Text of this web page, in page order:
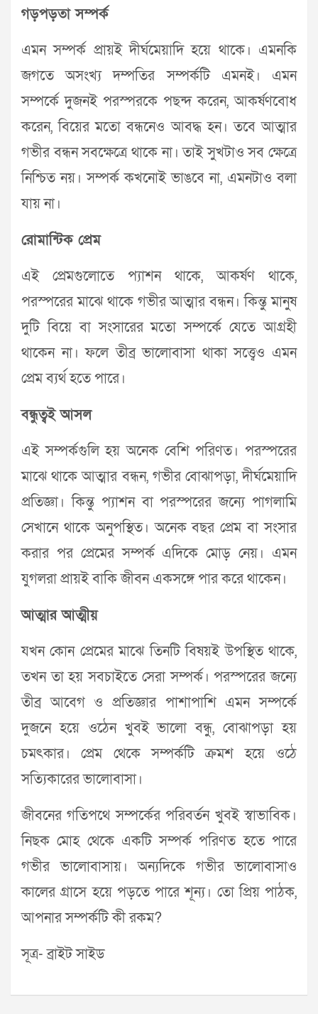
গড়পড়তা সম্পর্ক
এমন সম্পর্ক প্রায়ই দীর্ঘমেয়াদি হয়ে থাকে। এমনকি
জগতে অসংখ্য দম্পতির সম্পর্কটি এমনই। এমন
সম্পর্কে দুজনই পরস্পরকে পছন্দ করেন, আকর্ষণবোধ
করেন, বিয়ের মতো বন্ধনেও আবদ্ধ হন। তবে আত্মার
গভীর বন্ধন সবক্ষেত্রে থাকে না। তাই সুখটাও সব ক্ষেত্রে
নিশ্চিত নয়। সম্পর্ক কখনোই ভাঙবে না, এমনটাও বলা
যায় না।
রোমান্টিক প্রেম
এই প্রেমগুলোতে প্যাশন থাকে, আকর্ষণ থাকে,
পরস্পরের মাঝে থাকে গভীর আত্মার বন্ধন। কিন্তু মানুষ
দুটি বিয়ে বা সংসারের মতো সম্পর্কে যেতে আগ্রহী
থাকেন না। ফলে তীব্র ভালোবাসা থাকা সত্ত্বেও এমন
প্রেম ব্যর্থ হতে পারে।
বন্ধুত্বই আসল
এই সম্পর্কগুলি হয় অনেক বেশি পরিণত। পরস্পরের
মাঝে থাকে আত্মার বন্ধন, গভীর বোঝাপড়া, দীর্ঘমেয়াদি
প্রতিজ্ঞা। কিন্তু প্যাশন বা পরস্পরের জন্যে পাগলামি
সেখানে থাকে অনুপস্থিত। অনেক বছর প্রেম বা সংসার
করার পর প্রেমের সম্পর্ক এদিকে মোড় নেয়। এমন
যুগলরা প্রায়ই বাকি জীবন একসঙ্গে পার করে থাকেন।
আত্মার আত্মীয়
যখন কোন প্রেমের মাঝে তিনটি বিষয়ই উপস্থিত থাকে,
তখন তা হয় সবচাইতে সেরা সম্পর্ক। পরস্পরের জন্যে
তীব্র আবেগ ও প্রতিজ্ঞার পাশাপাশি এমন সম্পর্কে
দুজনে হয়ে ওঠেন খুবই ভালো বন্ধু, বোঝাপড়া হয়
চমৎকার। প্রেম থেকে সম্পর্কটি ক্রমশ হয়ে ওঠে
সত্যিকারের ভালোবাসা।
জীবনের গতিপথে সম্পর্কের পরিবর্তন খুবই স্বাভাবিক।
নিছক মোহ থেকে একটি সম্পর্ক পরিণত হতে পারে
গভীর ভালোবাসায়। অন্যদিকে গভীর ভালোবাসাও
কালের গ্রাসে হয়ে পড়তে পারে শূন্য। তো প্রিয় পাঠক,
আপনার সম্পর্কটি কী রকম?
সূত্র- ব্রাইট সাইড